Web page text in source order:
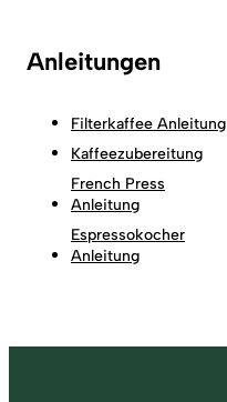
Anleitungen
Filterkaffee Anleitung
Kaffeezubereitung
French Press
Anleitung
Espressokocher
Anleitung